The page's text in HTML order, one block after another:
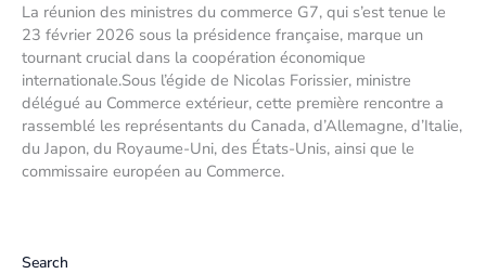
La réunion des ministres du commerce G7, qui s’est tenue le
23 février 2026 sous la présidence française, marque un
tournant crucial dans la coopération économique
internationale.Sous l’égide de Nicolas Forissier, ministre
délégué au Commerce extérieur, cette première rencontre a
rassemblé les représentants du Canada, d’Allemagne, d’Italie,
du Japon, du Royaume-Uni, des États-Unis, ainsi que le
commissaire européen au Commerce.
Search